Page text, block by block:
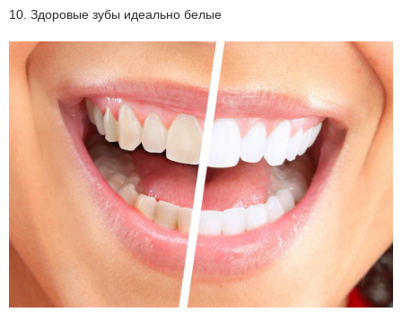
10. Здоровые зубы идеально белые